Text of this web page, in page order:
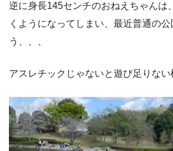
逆に身長145センチのおねえちゃんは
くようになってしまい、最近普通の
う、、、
アスレチックじゃないと遊び足りない